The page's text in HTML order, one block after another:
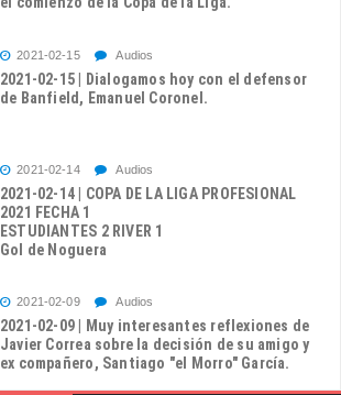
2021-02-15 Audios
2021-02-15 | Dialogamos hoy con el defensor
de Banfield, Emanuel Coronel.
2021-02-14 Audios
2021-02-14 | COPA DE LA LIGA PROFESIONAL
2021 FECHA 1
ESTUDIANTES 2 RIVER 1
Gol de Noguera
2021-02-09 Audios
2021-02-09 | Muy interesantes reflexiones de
Javier Correa sobre la decisión de su amigo y
ex compañero, Santiago "el Morro" García.